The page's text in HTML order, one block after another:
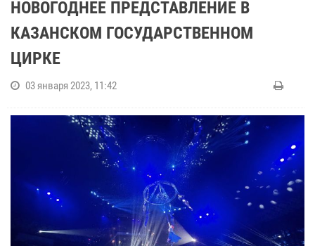
НОВОГОДНЕЕ ПРЕДСТАВЛЕНИЕ В
КАЗАНСКОМ ГОСУДАРСТВЕННОМ
ЦИРКЕ
03 января 2023, 11:42